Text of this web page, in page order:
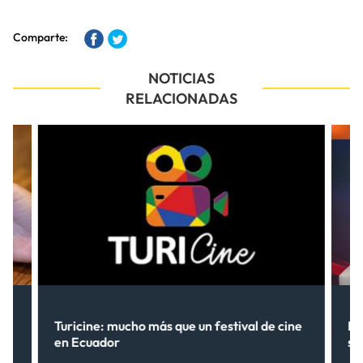
Comparte:
NOTICIAS
RELACIONADAS
Turicine: mucho más que un festival de cine
en Ecuador